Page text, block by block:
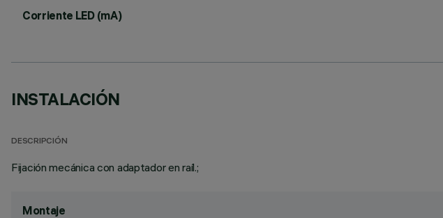
Corriente LED (mA)
INSTALACIÓN
DESCRIPCIÓN
Fijación mecánica con adaptador en raíl.;
Montaje